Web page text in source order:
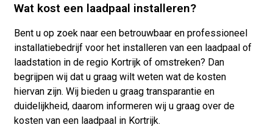
Wat kost een laadpaal installeren?
Bent u op zoek naar een betrouwbaar en professioneel
installatiebedrijf voor het installeren van een laadpaal of
laadstation in de regio Kortrijk of omstreken? Dan
begrijpen wij dat u graag wilt weten wat de kosten
hiervan zijn. Wij bieden u graag transparantie en
duidelijkheid, daarom informeren wij u graag over de
kosten van een laadpaal in Kortrijk.